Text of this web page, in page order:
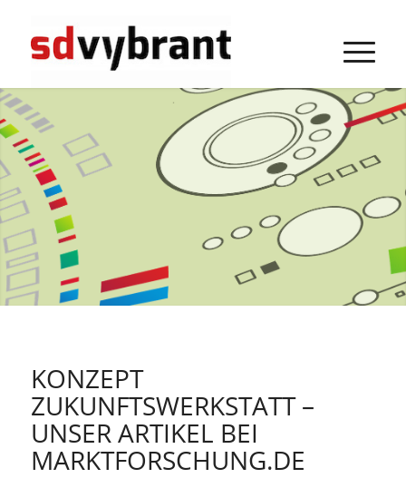
KONZEPT
ZUKUNFTSWERKSTATT –
UNSER ARTIKEL BEI
MARKTFORSCHUNG.DE